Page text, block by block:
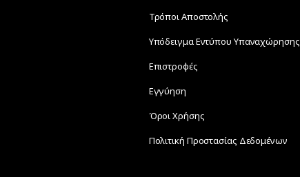
Τρόποι Αποστολής
Υπόδειγμα Εντύπου Υπαναχώρησης
Επιστροφές
Εγγύηση
Όροι Χρήσης
Πολιτική Προστασίας Δεδομένων